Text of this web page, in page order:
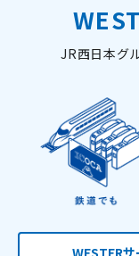
JR西日本グ